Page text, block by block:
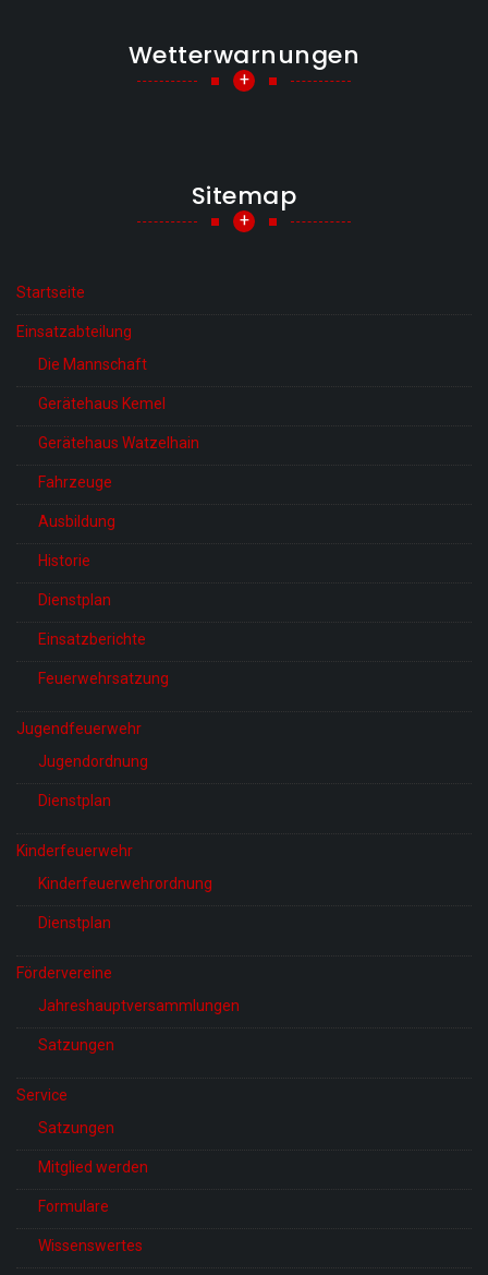
Wetterwarnungen
+
Sitemap
+
Startseite
Einsatzabteilung
Die Mannschaft
Gerätehaus Kemel
Gerätehaus Watzelhain
Fahrzeuge
Ausbildung
Historie
Dienstplan
Einsatzberichte
Feuerwehrsatzung
Jugendfeuerwehr
Jugendordnung
Dienstplan
Kinderfeuerwehr
Kinderfeuerwehrordnung
Dienstplan
Fördervereine
Jahreshauptversammlungen
Satzungen
Service
Satzungen
Mitglied werden
Formulare
Wissenswertes